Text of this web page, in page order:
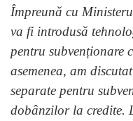
Împreună cu
va fi introdusă
pentru subvenționare
asemenea, am
separate pentru
dobânzilor la credite.